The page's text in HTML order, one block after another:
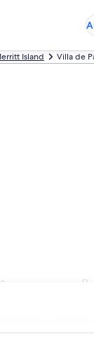
Island Villa de
em
em Villa de
devolução